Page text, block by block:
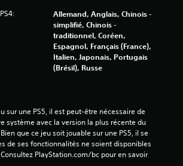
Allemand, Anglais, Chinois -
simplifié, Chinois -
traditionnel, Coréen,
Espagnol, Français (France),
Italien, Japonais, Portugais
(Brésil), Russe
sur une PS5, il est peut-être nécessaire de
système avec la version la plus récente du
que ce jeu soit jouable sur une PS5, il se
de ses fonctionnalités ne soient disponibles
PlayStation.com/bc pour en savoir